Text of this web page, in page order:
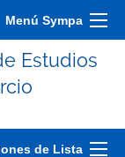
Menú Sympa
Estudios
de Lista